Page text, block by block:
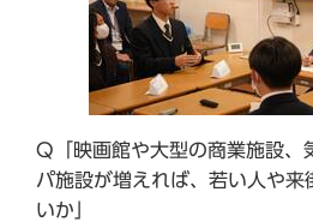
Q「映画館や大型の商業施設、
パ施設が増えれば、若い人や来
いか」